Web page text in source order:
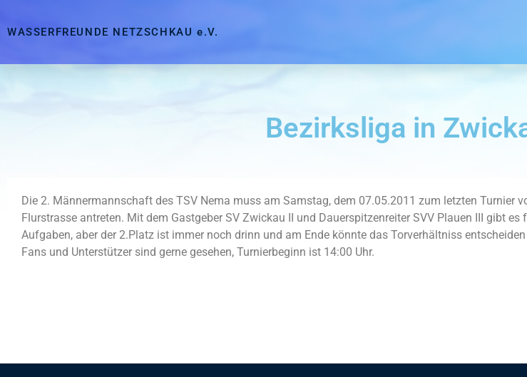
WASSERFREUNDE NETZSCHKAU e.V.
Bezirksliga in
Die 2. Männermannschaft des TSV Nema muss am Samstag, dem 07.05.2011 zum letzten Turnier
Flurstrasse antreten. Mit dem Gastgeber SV Zwickau II und Dauerspitzenreiter SVV Plauen III gibt
Aufgaben, aber der 2.Platz ist immer noch drinn und am Ende könnte das Torverhältniss
Fans und Unterstützer sind gerne gesehen, Turnierbeginn ist 14:00 Uhr.